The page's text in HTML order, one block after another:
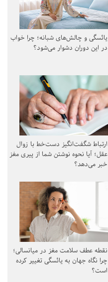
یائسگی و چالش‌های شبانه؛ چرا خواب
در این دوران دشوار می‌شود؟
ارتباط شگفت‌انگیز دست‌خط با زوال
عقل؛ آیا نحوه نوشتن شما از پیری مغز
خبر می‌دهد؟
نقطه عطف سلامت مغز در میانسالی؛
چرا نگاه جهان به یائسگی تغییر کرده
است؟